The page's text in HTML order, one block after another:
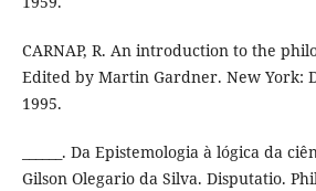
CARNAP, R. An introduction to the
Edited by Martin Gardner. New York:
1995.
______. Da Epistemologia à lógica da
Gilson Olegario da Silva. Disputatio.